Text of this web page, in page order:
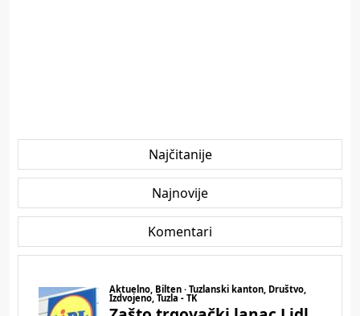
Najčitanije
Najnovije
Komentari